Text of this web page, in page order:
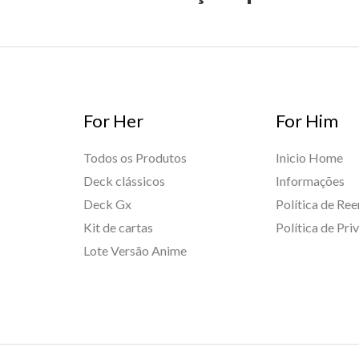
For Her
Todos os Produtos
Deck clássicos
Deck Gx
Kit de cartas
Lote Versão Anime
For Him
Inicio Home
Informações
Política de
Política de